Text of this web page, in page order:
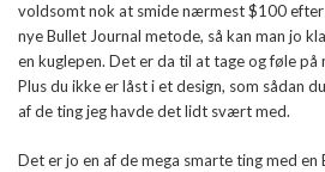
voldsomt nok at smide nærmest $100 efter
nye Bullet Journal metode, så kan man jo
en kuglepen. Det er da til at tage og føle på
Plus du ikke er låst i et design, som sådan
af de ting jeg havde det lidt svært med.
Det er jo en af de mega smarte ting med en